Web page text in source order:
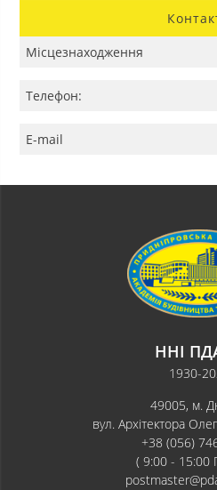
Місцезнаходження
Телефон:
E-mail
ННІ
1930-
49005, м.
вул. Архітектора
+38 (056)
( 9:00 - 15:00